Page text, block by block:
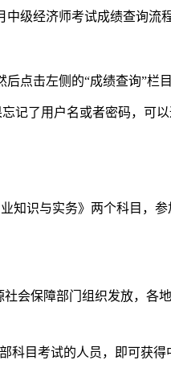
点击左侧的“成绩查询”栏目
了用户名或者密码，可以
知识与实务》两个科目，
会保障部门组织发放，各
科目考试的人员，即可获